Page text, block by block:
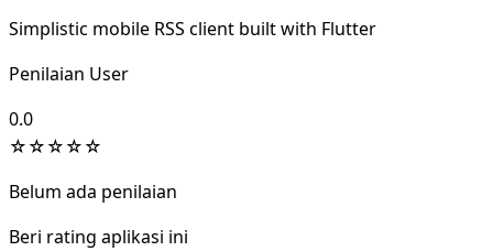
Simplistic mobile RSS client built with Flutter
Penilaian User
0.0
☆☆☆☆☆
Belum ada penilaian
Beri rating aplikasi ini